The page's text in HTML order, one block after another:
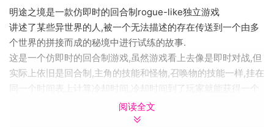
明途之境是一款仿即时的回合制rogue-like独立游戏
讲述了某些异世界的人,被一个无法描述的存在传送到一个由多
个世界的拼接而成的秘境中进行试练的故事.
这是一个仿即时的回合制游戏,虽然游戏看上去像是即时对战,但
实际上依旧是回合制,主角的技能和怪物,召唤物的技能一样,挂在
同一个时间表上计算冷却时间,冷却时间到了玩家就能获得一个
对应技能的使用次数.相比传统回合制本我们游戏的操作方式更
加灵活,只要技能有使用次数就可以使用,节奏更快,如果你不知道
阅读全文